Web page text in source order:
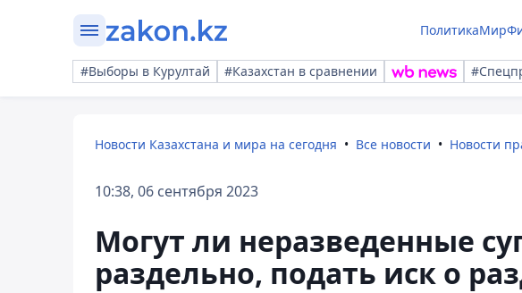
ПолитикаМир
#Выборы в Курултай #Казахстан в сравнении
Новости Казахстана и мира на сегодня Все новости Новости
10:38, 06 сентября 2023
Могут ли неразведенные
раздельно, подать иск о